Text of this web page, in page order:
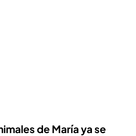
de María ya se